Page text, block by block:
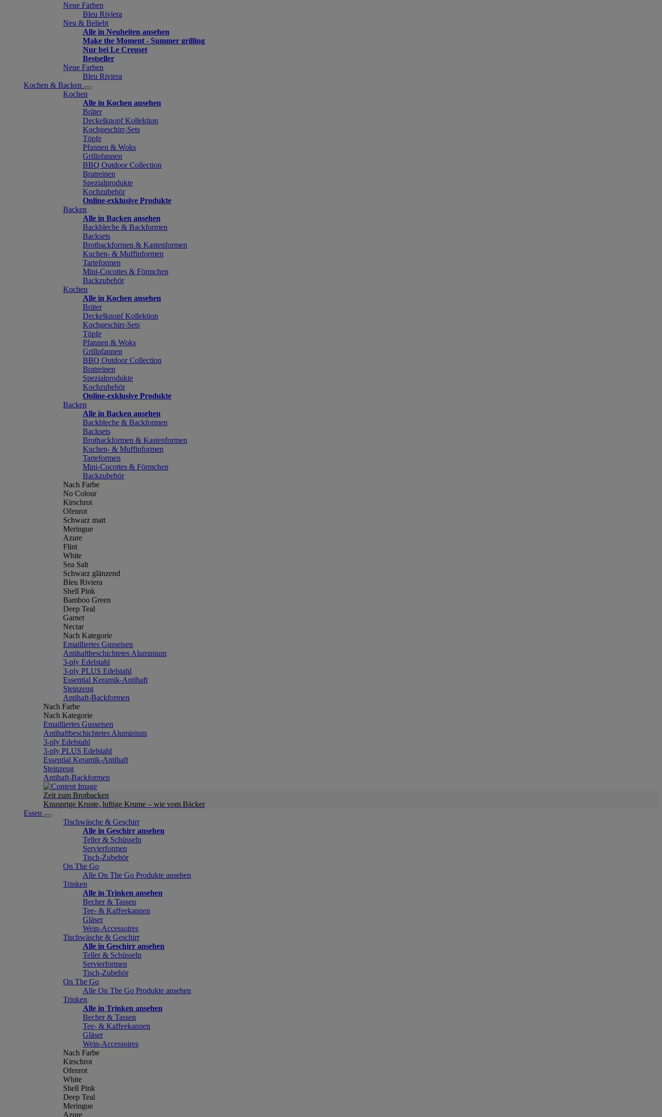
Neue Farben
Bleu Riviera
Neu & Beliebt
Alle in Neuheiten ansehen
Make the Moment - Summer grilling
Nur bei Le Creuset
Bestseller
Neue Farben
Bleu Riviera
Kochen & Backen
Kochen
Alle in Kochen ansehen
Bräter
Deckelknopf Kollektion
Kochgeschirr-Sets
Töpfe
Pfannen & Woks
Grillpfannen
BBQ Outdoor Collection
Bratreinen
Spezialprodukte
Kochzubehör
Online-exklusive Produkte
Backen
Alle in Backen ansehen
Backbleche & Backformen
Backsets
Brotbackformen & Kastenformen
Kuchen- & Muffinformen
Tarteformen
Mini-Cocottes & Förmchen
Backzubehör
Kochen
Alle in Kochen ansehen
Bräter
Deckelknopf Kollektion
Kochgeschirr-Sets
Töpfe
Pfannen & Woks
Grillpfannen
BBQ Outdoor Collection
Bratreinen
Spezialprodukte
Kochzubehör
Online-exklusive Produkte
Backen
Alle in Backen ansehen
Backbleche & Backformen
Backsets
Brotbackformen & Kastenformen
Kuchen- & Muffinformen
Tarteformen
Mini-Cocottes & Förmchen
Backzubehör
Nach Farbe
No Colour
Kirschrot
Ofenrot
Schwarz matt
Meringue
Azure
Flint
White
Sea Salt
Schwarz glänzend
Bleu Riviera
Shell Pink
Bamboo Green
Deep Teal
Garnet
Nectar
Nach Kategorie
Emailliertes Gusseisen
Antihaftbeschichtetes Aluminium
3-ply Edelstahl
3-ply PLUS Edelstahl
Essential Keramik-Antihaft
Steinzeug
Antihaft-Backformen
Nach Farbe
Nach Kategorie
Emailliertes Gusseisen
Antihaftbeschichtetes Aluminium
3-ply Edelstahl
3-ply PLUS Edelstahl
Essential Keramik-Antihaft
Steinzeug
Antihaft-Backformen
Zeit zum Brotbacken
Knusprige Kruste, luftige Krume – wie vom Bäcker
Essen
Tischwäsche & Geschirr
Alle in Geschirr ansehen
Teller & Schüsseln
Servierformen
Tisch-Zubehör
On The Go
Alle On The Go Produkte ansehen
Trinken
Alle in Trinken ansehen
Becher & Tassen
Tee- & Kaffeekannen
Gläser
Wein-Accessoires
Tischwäsche & Geschirr
Alle in Geschirr ansehen
Teller & Schüsseln
Servierformen
Tisch-Zubehör
On The Go
Alle On The Go Produkte ansehen
Trinken
Alle in Trinken ansehen
Becher & Tassen
Tee- & Kaffeekannen
Gläser
Wein-Accessoires
Nach Farbe
Kirschrot
Ofenrot
White
Shell Pink
Deep Teal
Meringue
Azure